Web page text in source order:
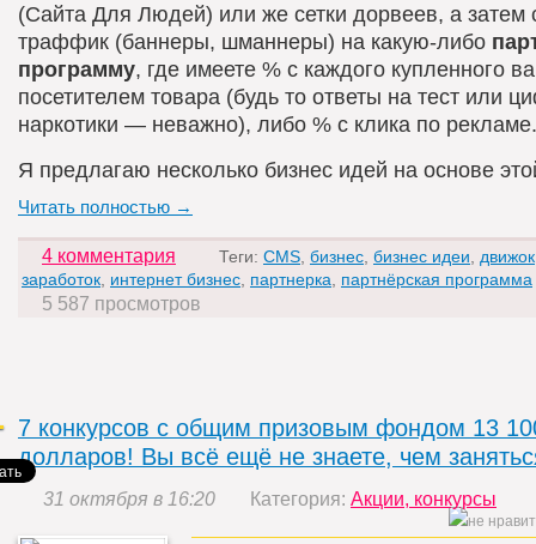
(Сайта Для Людей) или же сетки дорвеев, а затем
траффик (баннеры, шманнеры) на какую-либо
программу, где имеете % с каждого купленного
посетителем товара (будь то ответы на тест или
наркотики — неважно), либо % с клика по рекламе.
Я предлагаю несколько бизнес идей на основе
Читать полностью →
4 комментария Теги: CMS бизнес бизнес идеи движок
заработок интернет бизнес партнерка партнёрская программа
5 587 просмотров
7 конкурсов с общим призовым фондом 13
долларов! Вы всё ещё не знаете, чем
31 октября в 16:20 Категория: Акции, конкурсы